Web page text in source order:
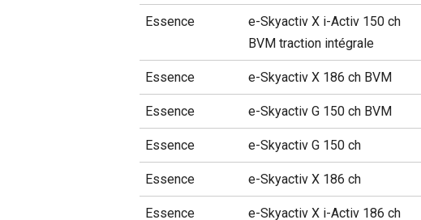
Essence
e-Skyactiv X i-Activ 150 ch
BVM traction intégrale
Essence e-Skyactiv X 186 ch BVM
Essence e-Skyactiv G 150 ch BVM
Essence e-Skyactiv G 150 ch
Essence e-Skyactiv X 186 ch
Essence
e-Skyactiv X i-Activ 186 ch